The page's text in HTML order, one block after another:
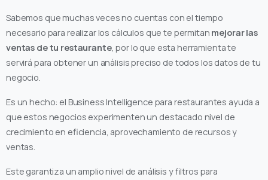
Sabemos que muchas veces no cuentas con el tiempo
necesario para realizar los cálculos que te permitan mejorar las
ventas de tu restaurante, por lo que esta herramienta te
servirá para obtener un análisis preciso de todos los datos de tu
negocio.
Es un hecho: el Business Intelligence para restaurantes ayuda a
que estos negocios experimenten un destacado nivel de
crecimiento en eficiencia, aprovechamiento de recursos y
ventas.
Este garantiza un amplio nivel de análisis y filtros para